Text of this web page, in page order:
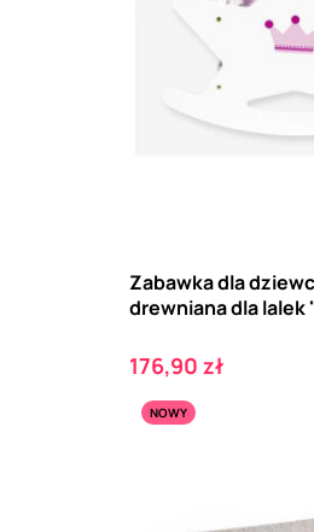
Zabawka dla
drewniana dla lalek
Cena
176,90 zł
NOWY